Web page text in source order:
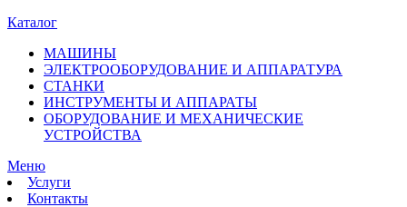
Каталог
МАШИНЫ
ЭЛЕКТРООБОРУДОВАНИЕ И АППАРАТУРА
СТАНКИ
ИНСТРУМЕНТЫ И АППАРАТЫ
ОБОРУДОВАНИЕ И МЕХАНИЧЕСКИЕ
УСТРОЙСТВА
Меню
Услуги
Контакты